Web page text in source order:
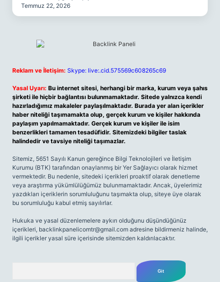
Temmuz 22, 2026
Reklam ve İletişim: Skype: live:.cid.575569c608265c69
Yasal Uyarı: Bu internet sitesi, herhangi bir marka, kurum veya şahıs
şirketi ile hiçbir bağlantısı bulunmamaktadır. Sitede yalnızca kendi
hazırladığımız makaleler paylaşılmaktadır. Burada yer alan içerikler
haber niteliği taşımamakta olup, gerçek kurum ve kişiler hakkında
paylaşım yapılmamaktadır. Gerçek kurum ve kişiler ile isim
benzerlikleri tamamen tesadüfidir. Sitemizdeki bilgiler taslak
halindedir ve tavsiye niteliği taşımazlar.
Sitemiz, 5651 Sayılı Kanun gereğince Bilgi Teknolojileri ve İletişim
Kurumu (BTK) tarafından onaylanmış bir Yer Sağlayıcı olarak hizmet
vermektedir. Bu nedenle, sitedeki içerikleri proaktif olarak denetleme
veya araştırma yükümlülüğümüz bulunmamaktadır. Ancak, üyelerimiz
yazdıkları içeriklerin sorumluluğunu taşımakta olup, siteye üye olarak
bu sorumluluğu kabul etmiş sayılırlar.
Hukuka ve yasal düzenlemelere aykırı olduğunu düşündüğünüz
içerikleri, backlinkpanelicomtr@gmail.com adresine bildirmeniz halinde,
ilgili içerikler yasal süre içerisinde sitemizden kaldırılacaktır.